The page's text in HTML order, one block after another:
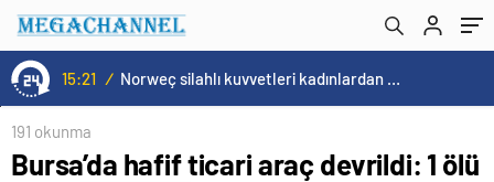
15:21 / Norweç silahlı kuvvetleri kadınlardan oluşan özel kuvvetler eğitimlerini başlattı.
191 okunma
Bursa’da hafif ticari araç devrildi: 1 ölü